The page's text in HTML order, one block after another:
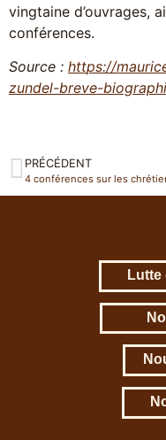
vingtaine d’ouvrages,
conférences.
Source : https://
zundel-breve-
PRÉCÉDENT
Lutte